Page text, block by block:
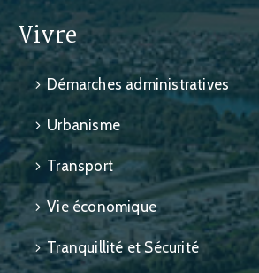
Vivre
Démarches administratives
Urbanisme
Transport
Vie économique
Tranquillité et Sécurité